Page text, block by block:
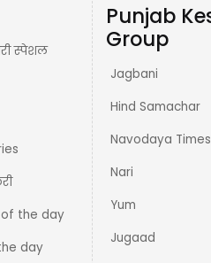
स्पेशल
the day
day
Punjab
Group
Jagbani
Hind Samachar
Navodaya Times
Nari
Yum
Jugaad